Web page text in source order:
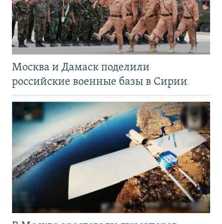
Москва и Дамаск поделили
российские военные базы в Сирии